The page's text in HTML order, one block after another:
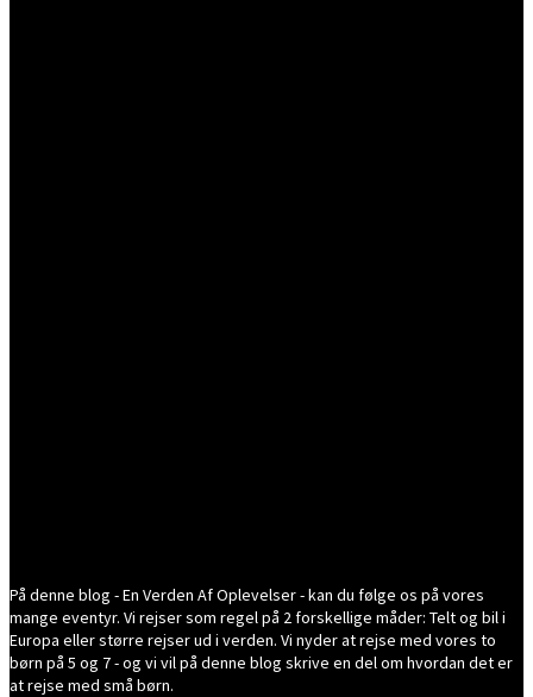
På denne blog - En Verden Af Oplevelser - kan du følge os på vores
mange eventyr. Vi rejser som regel på 2 forskellige måder: Telt og bil i
Europa eller større rejser ud i verden. Vi nyder at rejse med vores to
børn på 5 og 7 - og vi vil på denne blog skrive en del om hvordan det er
at rejse med små børn.